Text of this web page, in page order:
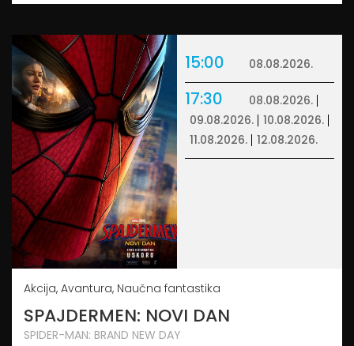
15:00 08.08.2026.
17:30
08.08.2026.
09.08.2026.
10.08.2026.
11.08.2026.
12.08.2026.
Akcija, Avantura, Naučna fantastika
SPAJDERMEN: NOVI DAN
SPIDER-MAN: BRAND NEW DAY